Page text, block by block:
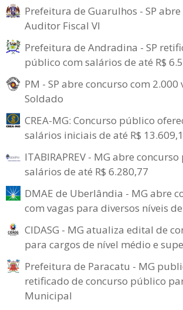
Prefeitura de Guarulhos - SP
Auditor Fiscal VI
Prefeitura de Andradina - SP
público com salários de até R$
PM - SP abre concurso com
Soldado
CREA-MG: Concurso público
salários iniciais de até R$
ITABIRAPREV - MG abre
salários de até R$ 6.280,77
DMAE de Uberlândia - MG abre
com vagas para diversos níveis
CIDASG - MG atualiza edital de
para cargos de nível médio e
Prefeitura de Paracatu - MG
retificado de concurso público
Municipal